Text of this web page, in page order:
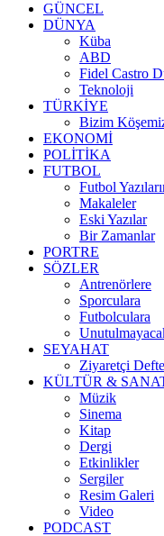
GÜNCEL
DÜNYA
Küba
ABD
Fidel Castro
Teknoloji
TÜRKİYE
Bizim
EKONOMİ
POLİTİKA
FUTBOL
Futbol
Makaleler
Eski Yazılar
Bir Zamanlar
PORTRE
SÖZLER
Antrenörlere
Sporculara
Futbolculara
SEYAHAT
Ziyaretçi
KÜLTÜR &
Müzik
Sinema
Kitap
Dergi
Etkinlikler
Sergiler
Resim Galeri
Video
PODCAST